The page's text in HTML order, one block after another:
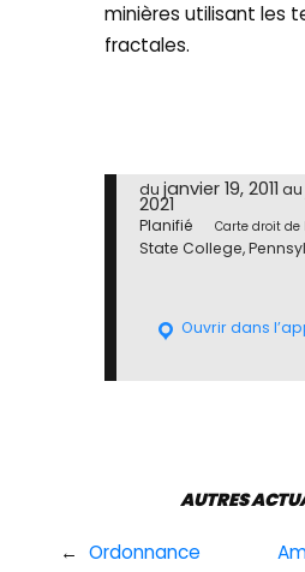
minières utilisant les
fractales.
du janvier 19, 2011 au
2021
Planifié Carte droit de
State College,
Ouvrir dans
← Ordonnance
AUTRES